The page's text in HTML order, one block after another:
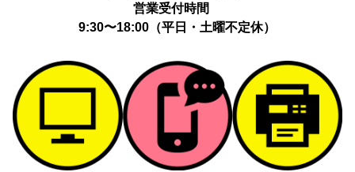
営業受付時間
9:30〜18:00（平日・土曜不定休）